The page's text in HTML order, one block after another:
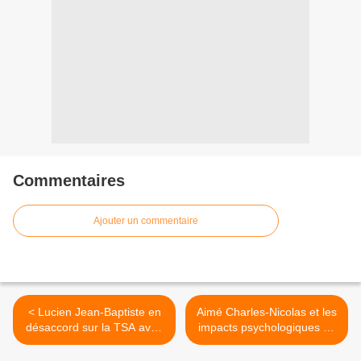
Commentaires
Ajouter un commentaire
< Lucien Jean-Baptiste en
désaccord sur la TSA avec
la sénatrice Conconne
Aimé Charles-Nicolas et les
impacts psychologiques de
l'esclavage >